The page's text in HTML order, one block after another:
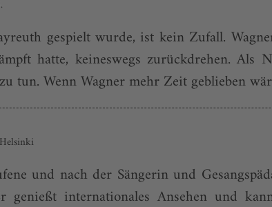
gespielt wurde, ist kein Zufall.
hatte, keineswegs zurückdrehen. Als
Wenn Wagner mehr Zeit geblieben
und nach der Sängerin und
genießt internationales Ansehen und